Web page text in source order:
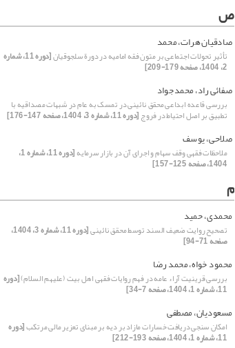
ص
صادقیان هرات، محمد
تأثیر تحولات اجتماعی بر متون فقه امامیه در دورة سلجوقیان [دوره 11، شماره
2، 1404، صفحه 179-209]
صفائی راد، محمدجواد
بررسی قاعده ابداعی محقق نائینی در تمسک به عام در شبهات مصداقیه با
تطبیق بر اصل احتیاط در فروج[دوره 11، شماره 3، 1404، صفحه 147-176]
صلاحی، یوسف
ملاحظات فقهی وقف سهام و اجرای آن در بازار سرمایه [دوره 11، شماره 1،
1404، صفحه 125-157]
م
محمدی، حمید
تصحیح روایت ضعیف السند توسط محقق نائینی [دوره 11، شماره 3، 1404،
صفحه 71-94]
محمود خواه، محمد رضا
بررسی قرینیت آراء عامه در فهم روایات فقهی اهل بیت (علیهم السلام)[دوره
11، شماره 1، 1404، صفحه 7-34]
مسعودیان، مصطفی
امکان‌ سنجی دریافت خسارات مازاد بر دیه بر مبنای تعزیر مالی مرتکب[دوره
11، شماره 1، 1404، صفحه 193-212]